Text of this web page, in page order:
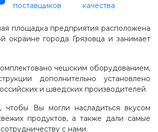
поставщиков
качества
площадка предприятия расположена
окраине города Грязовца и занимает
чешским оборудованием,
дополнительно установлено
и шведских производителей.
Вы могли насладиться вкусом
продуктов, а также дали самые
с нами.